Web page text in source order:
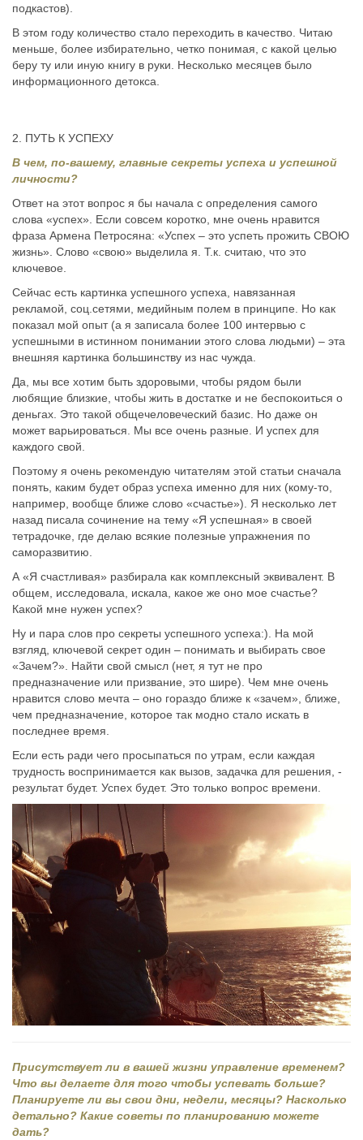
подкастов).
В этом году количество стало переходить в качество. Читаю
меньше, более избирательно, четко понимая, с какой целью
беру ту или иную книгу в руки. Несколько месяцев было
информационного детокса.
2. ПУТЬ К УСПЕХУ
В чем, по-вашему, главные секреты успеха и успешной
личности?
Ответ на этот вопрос я бы начала с определения самого
слова «успех». Если совсем коротко, мне очень нравится
фраза Армена Петросяна: «Успех – это успеть прожить СВОЮ
жизнь». Слово «свою» выделила я. Т.к. считаю, что это
ключевое.
Сейчас есть картинка успешного успеха, навязанная
рекламой, соц.сетями, медийным полем в принципе. Но как
показал мой опыт (а я записала более 100 интервью с
успешными в истинном понимании этого слова людьми) – эта
внешняя картинка большинству из нас чужда.
Да, мы все хотим быть здоровыми, чтобы рядом были
любящие близкие, чтобы жить в достатке и не беспокоиться о
деньгах. Это такой общечеловеческий базис. Но даже он
может варьироваться. Мы все очень разные. И успех для
каждого свой.
Поэтому я очень рекомендую читателям этой статьи сначала
понять, каким будет образ успеха именно для них (кому-то,
например, вообще ближе слово «счастье»). Я несколько лет
назад писала сочинение на тему «Я успешная» в своей
тетрадочке, где делаю всякие полезные упражнения по
саморазвитию.
А «Я счастливая» разбирала как комплексный эквивалент. В
общем, исследовала, искала, какое же оно мое счастье?
Какой мне нужен успех?
Ну и пара слов про секреты успешного успеха:). На мой
взгляд, ключевой секрет один – понимать и выбирать свое
«Зачем?». Найти свой смысл (нет, я тут не про
предназначение или призвание, это шире). Чем мне очень
нравится слово мечта – оно гораздо ближе к «зачем», ближе,
чем предназначение, которое так модно стало искать в
последнее время.
Если есть ради чего просыпаться по утрам, если каждая
трудность воспринимается как вызов, задачка для решения, -
результат будет. Успех будет. Это только вопрос времени.
Присутствует ли в вашей жизни управление временем?
Что вы делаете для того чтобы успевать больше?
Планируете ли вы свои дни, недели, месяцы? Насколько
детально? Какие советы по планированию можете
дать?